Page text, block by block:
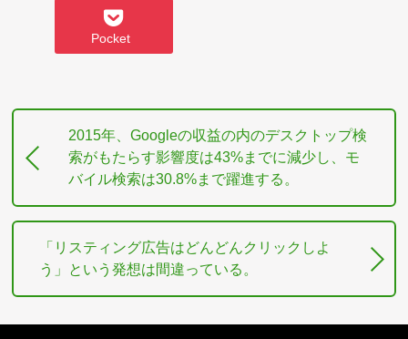
Pocket
2015年、Googleの収益の内のデスクトップ検
索がもたらす影響度は43%までに減少し、モ
バイル検索は30.8%まで躍進する。
「リスティング広告はどんどんクリックしよ
う」という発想は間違っている。